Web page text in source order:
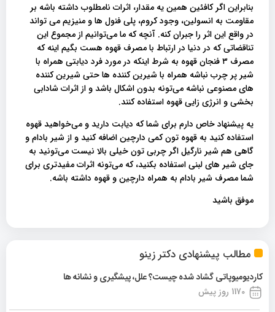
مطالب پیشنهادی دکتر زینو
کاردیومیوپاتی گشاد شده چیست؟ علل، پیشگیری و نشانه ها
1170 روز پیش
بنابراین اگر کافئین همین یه مقدار، اثرات نامطلوب داشته باشه بر
مقاومت به انسولین، وجود کروم، پلی فنول ها و منیزیم می تواند
در واقع این اثر را جبران کنه. آنچه که ما می‌توانیم از مجموع این
تناقضاتی که در دنیا در ارتباط با مصرف قهوه هست بگیم اینه که
مصرف ۳ فنجان قهوه به شرط اینکه در مورد فرد دیابتی همراه با
شیر پر چرب نباشه همراه با شیرین کننده ها حتی شیرین‌ کننده‌
های مصنوعی نباشه می‌تونه بدون اشکال باشد و از اثرات شادابی
بخشی و انرژی زایی قهوه استفاده کنند.
یه پیشنهاد خاص دارم برای شما که دیابت دارید و می‌خواهید قهوه
استفاده کنید به قهوه تون کمی دارچین اضافه کنید و از شیر بادام و
گاهی هم شیر نارگیل اگر چربی تون خیلی بالا نیست می‌تونید به
جای شیر های لبنی استفاده بکنید، که می‌تونه اثرات مفیدتری برای
شما مصرف شیر بادام به همراه دارچین و قهوه داشته باشه.
موفق باشید